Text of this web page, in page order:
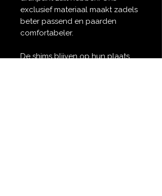
exclusief materiaal maakt zadels
beter passend en paarden
comfortabeler.
De shims blijven op hun plaats